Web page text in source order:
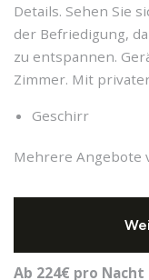
Details. Sehen Sie
der Befriedigung,
zu entspannen.
Zimmer. Mit
Geschirr
Mehrere Angebote
Ab 224€ pro Nacht